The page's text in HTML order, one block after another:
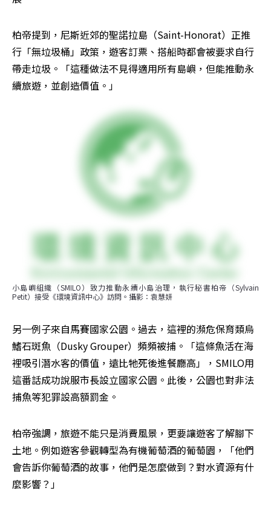
柏帝提到，尼斯近郊的聖諾拉島（Saint-Honorat）正推
行「無垃圾桶」政策，遊客訂票、搭船時都會被要求自行
帶走垃圾。「這種做法不見得適用所有島嶼，但能推動永
續旅遊，並創造價值。」
小島嶼組織（SMILO）致力推動永續小島治理，執行秘書柏帝（Sylvain
Petit）接受《環境資訊中心》訪問。攝影：袁慧妍
另一例子來自馬賽國家公園。過去，這裡的瀕危保育類烏
鰭石斑魚（Dusky Grouper）頻頻被捕。「這條魚活在海
裡吸引潛水客的價值，遠比牠死後進餐廳高」，SMILO用
這番話成功說服市長設立國家公園。此後，公園也對非法
捕魚等犯罪設高額罰金。
柏帝強調，旅遊不能只是消費風景，更要讓遊客了解腳下
土地。例如遊客參觀轉型為有機葡萄酒的葡萄園，「他們
會告訴你葡萄酒的故事，他們是怎麼做到？對水資源有什
麼影響？」